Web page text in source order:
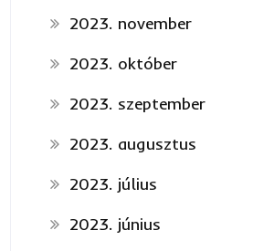
2023. november
2023. október
2023. szeptember
2023. augusztus
2023. július
2023. június